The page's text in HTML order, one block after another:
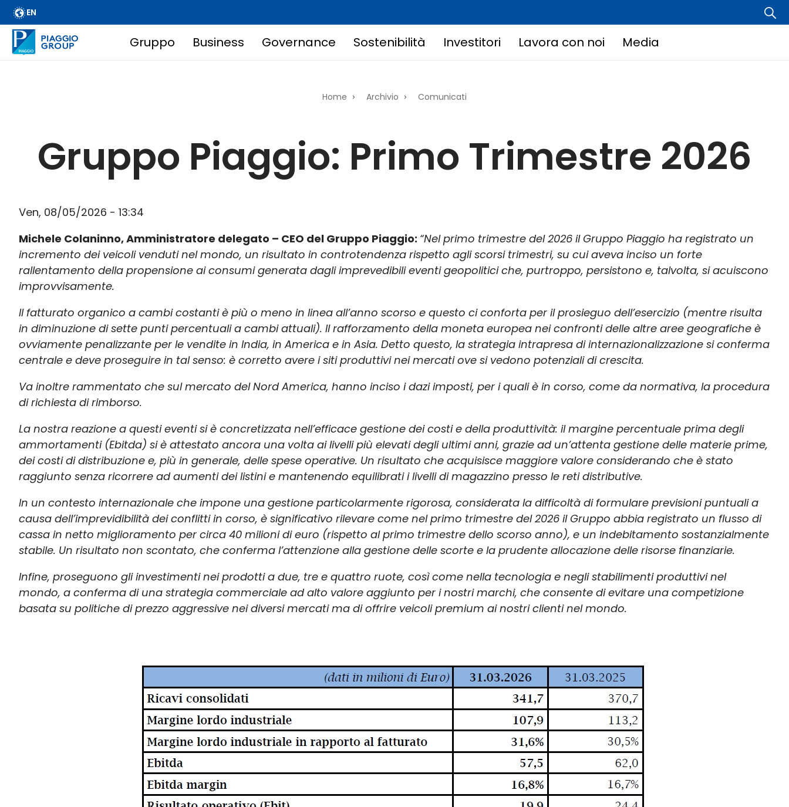
Salta
al
contenuto
principale
EN
Main
Gruppo Business Governance Sostenibilità Investitori Lavora con noi Media
Briciole
pane
Home Archivio Comunicati
Gruppo Piaggio: Primo Trimestre 2026
Ven, 08/05/2026 - 13:34
Michele Colaninno, Amministratore delegato – CEO del Gruppo Piaggio: “Nel primo trimestre del 2026 il Gruppo Piaggio ha registrato un
incremento dei veicoli venduti nel mondo, un risultato in controtendenza rispetto agli scorsi trimestri, su cui aveva inciso un forte
rallentamento della propensione ai consumi generata dagli imprevedibili eventi geopolitici che, purtroppo, persistono e, talvolta, si acuiscono
improvvisamente.
Il fatturato organico a cambi costanti è più o meno in linea all’anno scorso e questo ci conforta per il prosieguo dell’esercizio (mentre risulta
in diminuzione di sette punti percentuali a cambi attuali). Il rafforzamento della moneta europea nei confronti delle altre aree geografiche è
ovviamente penalizzante per le vendite in India, in America e in Asia. Detto questo, la strategia intrapresa di internazionalizzazione si conferma
centrale e deve proseguire in tal senso: è corretto avere i siti produttivi nei mercati ove si vedono potenziali di crescita.
Va inoltre rammentato che sul mercato del Nord America, hanno inciso i dazi imposti, per i quali è in corso, come da normativa, la procedura
di richiesta di rimborso.
La nostra reazione a questi eventi si è concretizzata nell’efficace gestione dei costi e della produttività: il margine percentuale prima degli
ammortamenti (Ebitda) si è attestato ancora una volta ai livelli più elevati degli ultimi anni, grazie ad un’attenta gestione delle materie prime,
dei costi di distribuzione e, più in generale, delle spese operative. Un risultato che acquisisce maggiore valore considerando che è stato
raggiunto senza ricorrere ad aumenti dei listini e mantenendo equilibrati i livelli di magazzino presso le reti distributive.
In un contesto internazionale che impone una gestione particolarmente rigorosa, considerata la difficoltà di formulare previsioni puntuali a
causa dell’imprevidibilità dei conflitti in corso, è significativo rilevare come nel primo trimestre del 2026 il Gruppo abbia registrato un flusso di
cassa in netto miglioramento per circa 40 milioni di euro (rispetto al primo trimestre dello scorso anno), e un indebitamento sostanzialmente
stabile. Un risultato non scontato, che conferma l’attenzione alla gestione delle scorte e la prudente allocazione delle risorse finanziarie.
Infine, proseguono gli investimenti nei prodotti a due, tre e quattro ruote, così come nella tecnologia e negli stabilimenti produttivi nel
mondo, a conferma di una strategia commerciale ad alto valore aggiunto per i nostri marchi, che consente di evitare una competizione
basata su politiche di prezzo aggressive nei diversi mercati ma di offrire veicoli premium ai nostri clienti nel mondo.
FAQ
Email Alert
Informazioni societarie
Wide Magazine